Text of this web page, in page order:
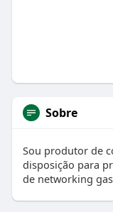
Sobre
Sou produtor de
disposição para
de networking